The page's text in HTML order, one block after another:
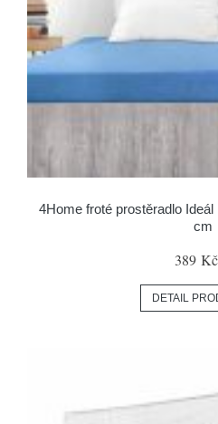
4Home froté prostěradlo
cm
389 Kč
DETAIL